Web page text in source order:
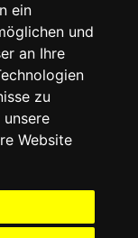
ein
und
an Ihre
zu
Website